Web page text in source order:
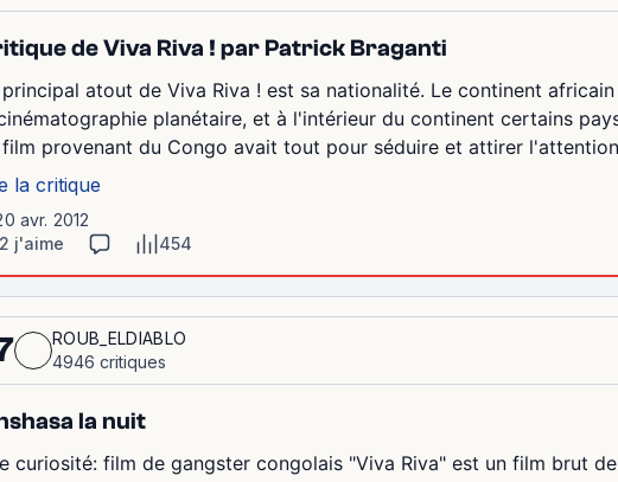
de Viva Riva ! par Patrick Braganti
principal atout de Viva Riva ! est sa nationalité. Le continent
planétaire, et à l'intérieur du continent certains
film provenant du Congo avait tout pour séduire et attirer
la critique
avr. 2012
2 j'aime
454
ROUB_ELDIABLO
4946 critiques
la nuit
curiosité: film de gangster congolais "Viva Riva" est un film brut